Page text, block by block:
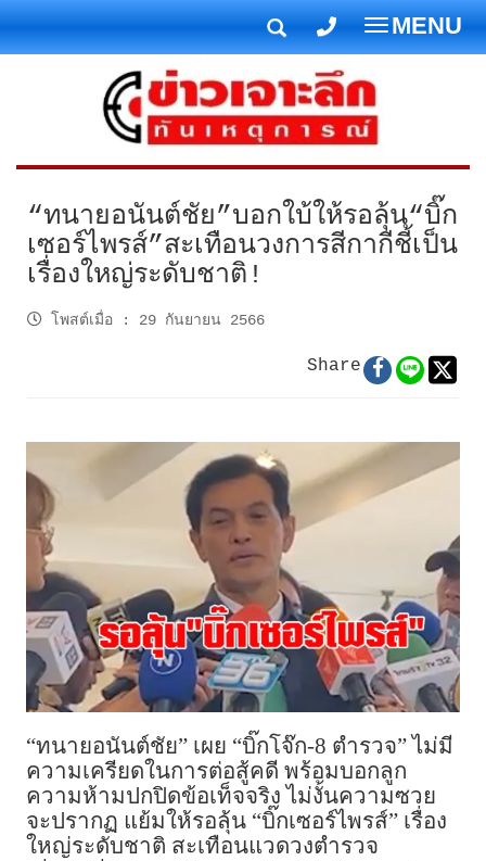
T
o
g
g
l
e
n
a
v
t
n
MENU
“ทนายอนันต์ชัย”บอกใบ้ให้รอลุ้น“บิ๊ก
เซอร์ไพรส์”สะเทือนวงการสีกากีชี้เป็น
เรื่องใหญ่ระดับชาติ!
โพสต์เมื่อ : 29 กันยายน 2566
Share
“ทนายอนันต์ชัย” เผย “บิ๊กโจ๊ก-8 ตำรวจ” ไม่มี
ความเครียดในการต่อสู้คดี พร้อมบอกลูก
ความห้ามปกปิดข้อเท็จจริง ไม่งั้นความซวย
จะปรากฏ แย้มให้รอลุ้น “บิ๊กเซอร์ไพรส์” เรื่อง
ใหญ่ระดับชาติ สะเทือนแวดวงตำรวจ